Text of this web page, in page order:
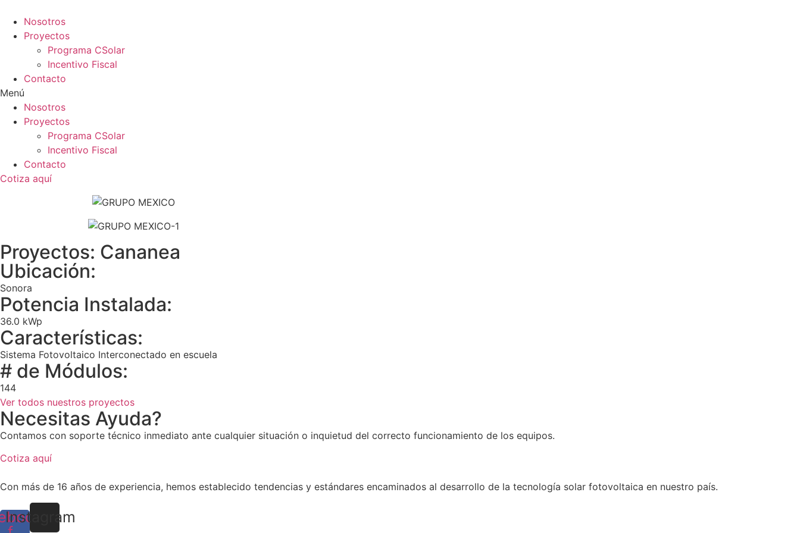
contenido
Nosotros
Proyectos
Programa CSolar
Incentivo Fiscal
Contacto
Menú
Nosotros
Proyectos
Programa CSolar
Incentivo Fiscal
Contacto
Cotiza aquí
Proyectos: Cananea
Ubicación:
Sonora
Potencia Instalada:
36.0 kWp
Características:
Sistema Fotovoltaico Interconectado en escuela
# de Módulos:
144
Ver todos nuestros proyectos
Necesitas Ayuda?
Contamos con soporte técnico inmediato ante cualquier situación o inquietud del correcto funcionamiento de los equipos.
Cotiza aquí
Con más de 16 años de experiencia, hemos establecido tendencias y estándares encaminados al desarrollo de la tecnología solar fotovoltaica en nuestro país.
Instagram